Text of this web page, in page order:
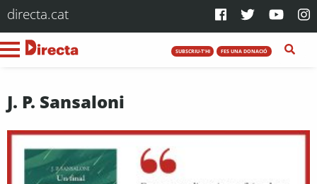
directa.cat
SUBSCRIU-T'HI FES UNA DONACIÓ
J. P. Sansaloni